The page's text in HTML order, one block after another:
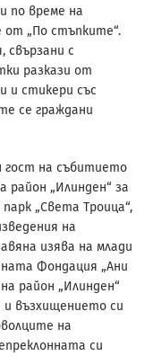
по време на
от „По стъпките“.
свързани с
разкази от
и стикери със
се граждани
гост на събитието
район „Илинден“ за
„Света Троица“,
на
изява на млади
Фондация „Ани
район „Илинден“
и възхищението си
на
си